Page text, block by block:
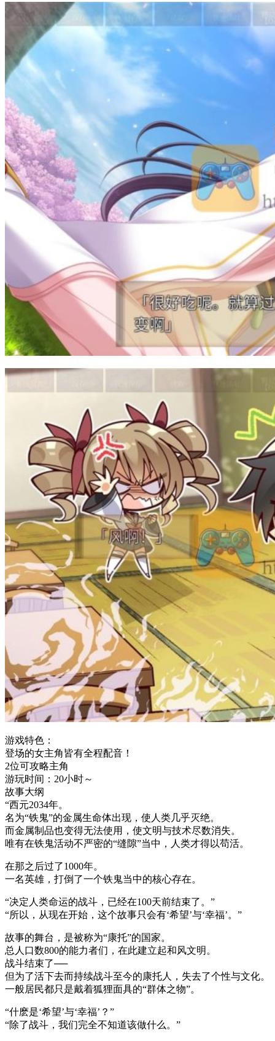
游戏特色：
登场的女主角皆有全程配音！
2位可攻略主角
游玩时间：20小时～
故事大纲
“西元2034年。
名为“铁鬼”的金属生命体出现，使人类几乎灭绝。
而金属制品也变得无法使用，使文明与技术尽数消失。
唯有在铁鬼活动不严密的“缝隙”当中，人类才得以苟活。
在那之后过了1000年。
一名英雄，打倒了一个铁鬼当中的核心存在。
“决定人类命运的战斗，已经在100天前结束了。”
“所以，从现在开始，这个故事只会有‘希望’与‘幸福’。”
故事的舞台，是被称为“康托”的国家。
总人口数800的能力者们，在此建立起和风文明。
战斗结束了──
但为了活下去而持续战斗至今的康托人，失去了个性与文化。
一般居民都只是戴着狐狸面具的“群体之物”。
“什麽是‘希望’与‘幸福’？”
“除了战斗，我们完全不知道该做什么。”